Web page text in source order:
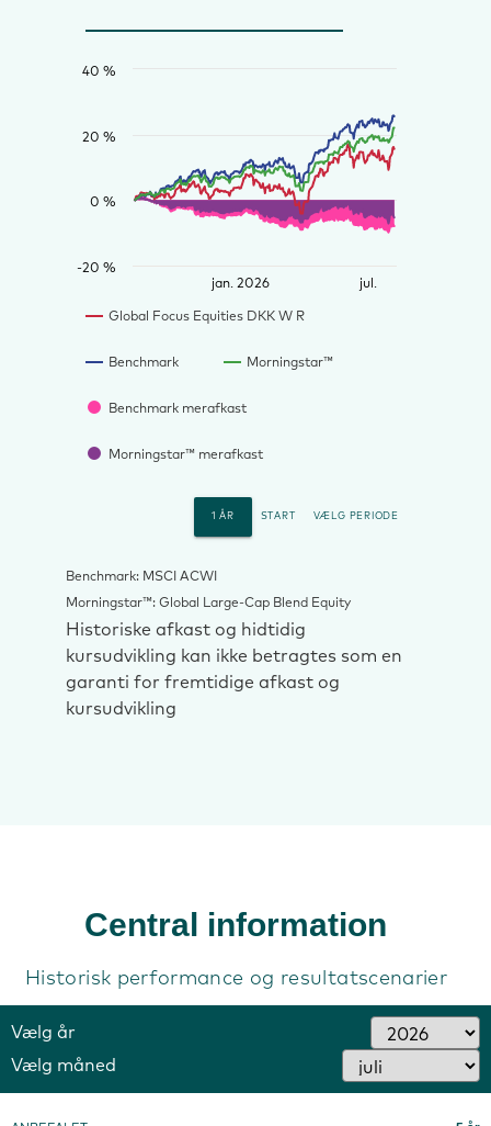
Global Focus Equities DKK W R
Benchmark Morningstar™
Benchmark merafkast
Morningstar™ merafkast
jan. 2026 jul.
-20 %
0 %
20 %
40 %
1 ÅR START VÆLG PERIODE
Benchmark: MSCI ACWI
Morningstar™: Global Large-Cap Blend Equity
Historiske afkast og hidtidig
kursudvikling kan ikke betragtes som en
garanti for fremtidige afkast og
kursudvikling
Central information
Historisk performance og resultatscenarier
Vælg år
Vælg måned